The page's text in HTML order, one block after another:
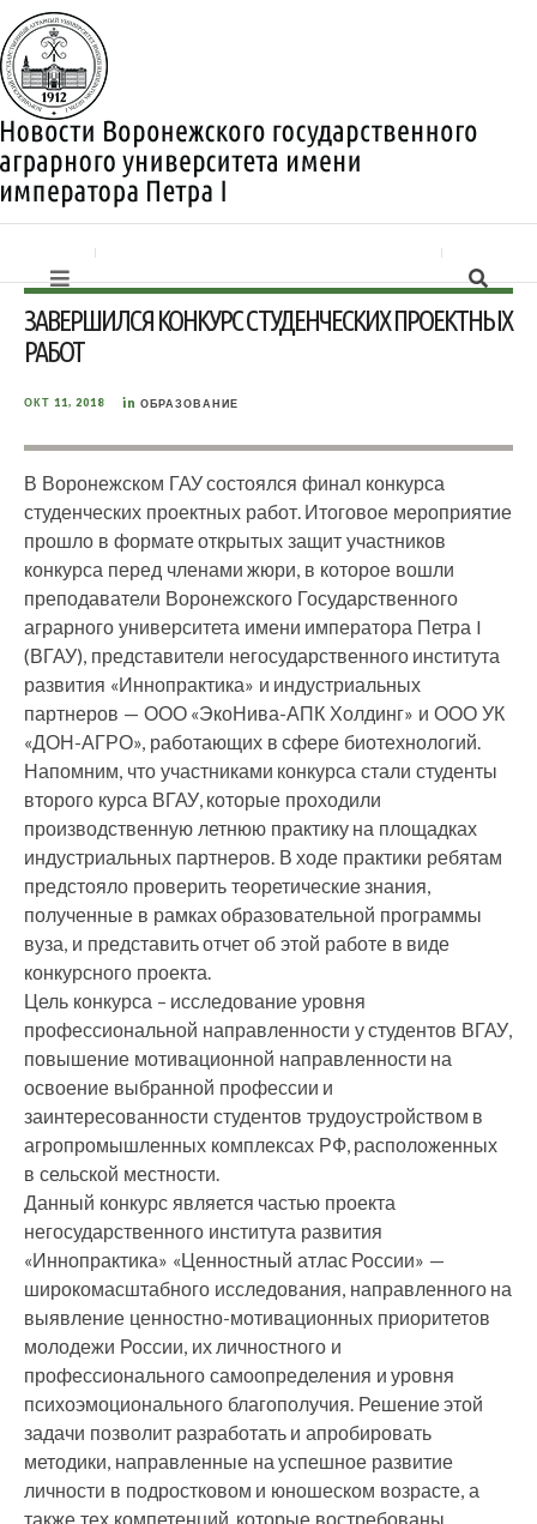
ЗАВЕРШИЛСЯ КОНКУРС СТУДЕНЧЕСКИХ ПРОЕКТНЫХ
РАБОТ
ОКТ 11, 2018 in ОБРАЗОВАНИЕ
В Воронежском ГАУ состоялся финал конкурса
студенческих проектных работ. Итоговое мероприятие
прошло в формате открытых защит участников
конкурса перед членами жюри, в которое вошли
преподаватели Воронежского Государственного
аграрного университета имени императора Петра I
(ВГАУ), представители негосударственного института
развития «Иннопрактика» и индустриальных
партнеров — ООО «ЭкоНива-АПК Холдинг» и ООО УК
«ДОН-АГРО», работающих в сфере биотехнологий.
Напомним, что участниками конкурса стали студенты
второго курса ВГАУ, которые проходили
производственную летнюю практику на площадках
индустриальных партнеров. В ходе практики ребятам
предстояло проверить теоретические знания,
полученные в рамках образовательной программы
вуза, и представить отчет об этой работе в виде
конкурсного проекта.
Цель конкурса – исследование уровня
профессиональной направленности у студентов ВГАУ,
повышение мотивационной направленности на
освоение выбранной профессии и
заинтересованности студентов трудоустройством в
агропромышленных комплексах РФ, расположенных
в сельской местности.
Данный конкурс является частью проекта
негосударственного института развития
«Иннопрактика» «Ценностный атлас России» —
широкомасштабного исследования, направленного на
выявление ценностно-мотивационных приоритетов
молодежи России, их личностного и
профессионального самоопределения и уровня
психоэмоционального благополучия. Решение этой
задачи позволит разработать и апробировать
методики, направленные на успешное развитие
личности в подростковом и юношеском возрасте, а
также тех компетенций, которые востребованы